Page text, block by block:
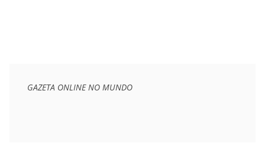
GAZETA ONLINE NO MUNDO